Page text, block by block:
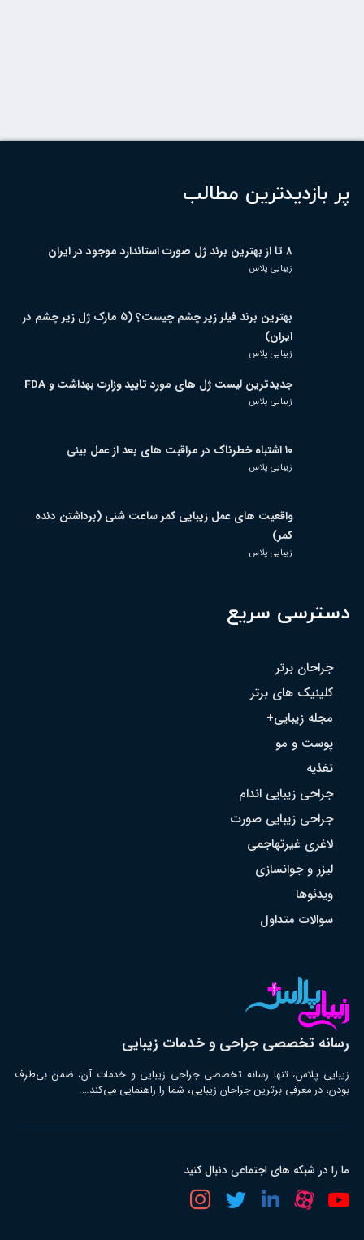
پر بازدیدترین مطالب
۸ تا از بهترین برند ژل صورت استاندارد موجود در ایران
زیبایی پلاس
بهترین برند فیلر زیر چشم چیست؟ (۵ مارک ژل زیر چشم در
ایران)
زیبایی پلاس
جدیدترین لیست ژل های مورد تایید وزارت بهداشت و FDA
زیبایی پلاس
۱۰ اشتباه خطرناک در مراقبت های بعد از عمل بینی
زیبایی پلاس
واقعیت های عمل زیبایی کمر ساعت شنی (برداشتن دنده
کمر)
زیبایی پلاس
دسترسی سریع
جراحان برتر
کلینیک های برتر
مجله زیبایی+
پوست و مو
تغذیه
جراحی زیبایی اندام
جراحی زیبایی صورت
لاغری غیرتهاجمی
لیزر و جوانسازی
ویدئوها
سوالات متداول
رسانه تخصصی جراحی و خدمات زیبایی
زیبایی پلاس، تنها رسانه تخصصی جراحی زیبایی و خدمات آن، ضمن بی‌طرف
بودن، در معرفی برترین جراحان زیبایی، شما را راهنمایی می‌کند….
ما را در شبکه های اجتماعی دنبال کنید